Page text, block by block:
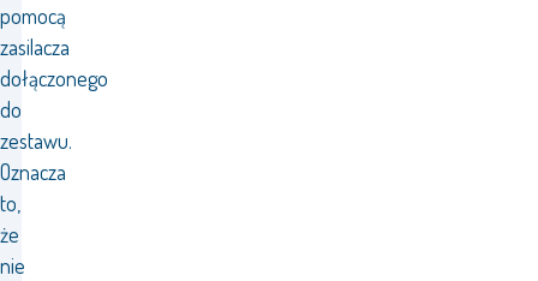
pomocą
zasilacza
dołączonego
do
zestawu.
Oznacza
to,
że
nie